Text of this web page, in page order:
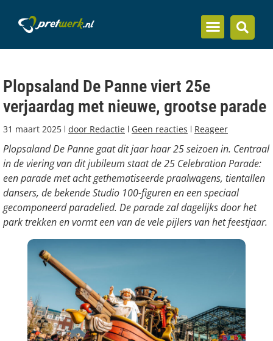
Plopsaland De Panne viert 25e
verjaardag met nieuwe, grootse parade
31 maart 2025 door Redactie Geen reacties Reageer
Plopsaland De Panne gaat dit jaar haar 25 seizoen in. Centraal
in de viering van dit jubileum staat de 25 Celebration Parade:
een parade met acht gethematiseerde praalwagens, tientallen
dansers, de bekende Studio 100-figuren en een speciaal
gecomponeerd paradelied. De parade zal dagelijks door het
park trekken en vormt een van de vele pijlers van het feestjaar.